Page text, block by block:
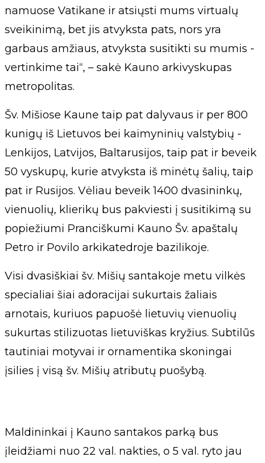
namuose Vatikane ir atsiųsti mums virtualų
sveikinimą, bet jis atvyksta pats, nors yra
garbaus amžiaus, atvyksta susitikti su mumis -
vertinkime tai“, – sakė Kauno arkivyskupas
metropolitas.
Šv. Mišiose Kaune taip pat dalyvaus ir per 800
kunigų iš Lietuvos bei kaimyninių valstybių -
Lenkijos, Latvijos, Baltarusijos, taip pat ir beveik
50 vyskupų, kurie atvyksta iš minėtų šalių, taip
pat ir Rusijos. Vėliau beveik 1400 dvasininkų,
vienuolių, klierikų bus pakviesti į susitikimą su
popiežiumi Pranciškumi Kauno Šv. apaštalų
Petro ir Povilo arkikatedroje bazilikoje.
Visi dvasiškiai šv. Mišių santakoje metu vilkės
specialiai šiai adoracijai sukurtais žaliais
arnotais, kuriuos papuošė lietuvių vienuolių
sukurtas stilizuotas lietuviškas kryžius. Subtilūs
tautiniai motyvai ir ornamentika skoningai
įsilies į visą šv. Mišių atributų puošybą.
Maldininkai į Kauno santakos parką bus
įleidžiami nuo 22 val. nakties, o 5 val. ryto jau